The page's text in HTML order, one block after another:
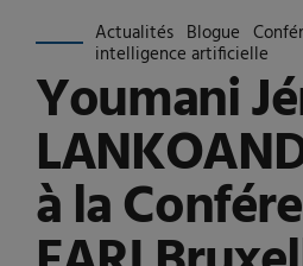
Actualités Blogue
intelligence artificielle
Youmani
à la